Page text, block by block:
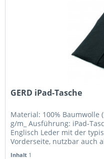
GERD iPad-Tasche
Material: 100% Baumwolle
g/m_ Ausführung: iPad-
Englisch Leder mit der
Vorderseite, nutzbar auch
Inhalt 1